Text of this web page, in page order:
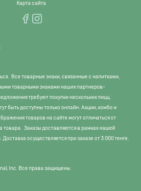
Карта сайта
Все товарные знаки, связанные с напитками,
товарными знаками наших партнеров-
требуют покупки нескольких пицц.
быть доступны только онлайн. Акции, комбо и
товаров на сайте могут отличаться от
товара. Заказы доставляются в рамках нашей
осуществляется при заказе от 3 000 тенге.
Inc. Все права защищены.